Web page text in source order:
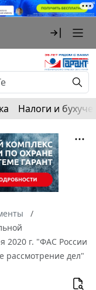
Налоги и
2020 г. "ФАС России
рассмотрение дел"